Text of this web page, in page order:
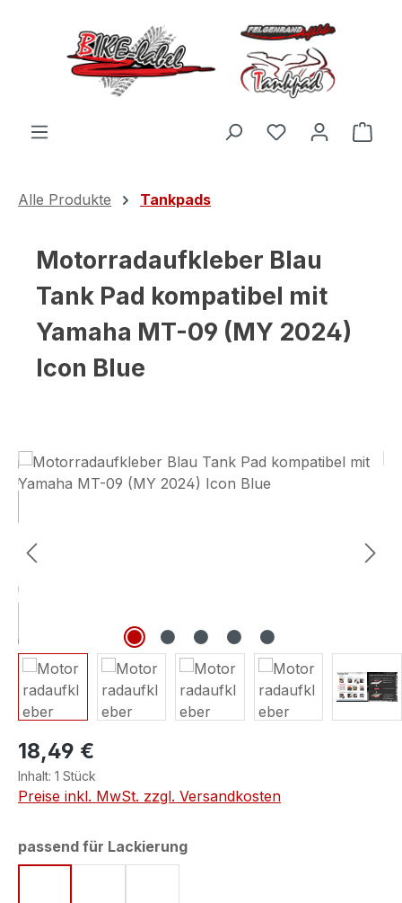
Zum Hauptinhalt springen
Du hast 0
Alle Produkte Tankpads
Motorradaufkleber Blau
Tank Pad kompatibel mit
Yamaha MT-09 (MY 2024)
Icon Blue
Bildergalerie überspringen
18,49 €
Inhalt: 1 Stück
Preise inkl. MwSt. zzgl. Versandkosten
passend für Lackierungauswählen